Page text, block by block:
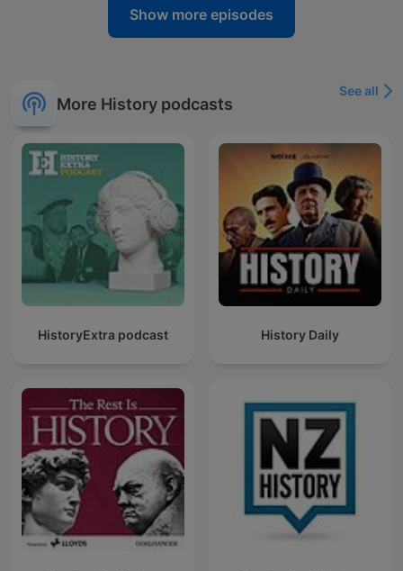
Show more episodes
More History podcasts
See all
HistoryExtra podcast History Daily